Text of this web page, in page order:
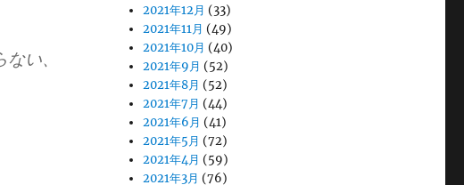
い、
2021年12月 (33)
2021年11月 (49)
2021年10月 (40)
2021年9月 (52)
2021年8月 (52)
2021年7月 (44)
2021年6月 (41)
2021年5月 (72)
2021年4月 (59)
2021年3月 (76)